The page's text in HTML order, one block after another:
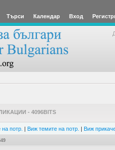
Търси Календар Вход
- 4096BITS
потр. | Виж темите на потр. | Виж